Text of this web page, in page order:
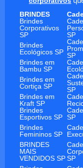
BRINDES
Brindes
Corporativos
SP
SP
Brindes
Ecológicos SP SP
Brindes em
Bambu SP
Brindes em
Cortiça SP
SP
Brindes em
Kraft SP
Brindes
Esportivos SP SP
Brindes
Femininos SP
BRINDES
MAIS
VENDIDOS SPSP